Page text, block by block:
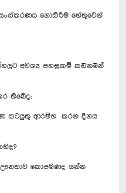
නොකිරීම හේතුවෙන්
අවශ්‍ය පහසුකම් කඩිනමින්
තිබේද;
කටයුතු ආරම්භ කරන දිනය
ඌනතාව කොපමණද යන්න